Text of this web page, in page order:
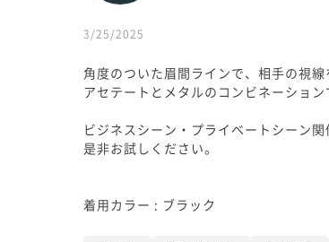
3/25/2025
角度のついた眉間ラインで、相手の視
アセテートとメタルのコンビネーション
ビジネスシーン・プライベートシーン関
是非お試しください。
着用カラー : ブラック